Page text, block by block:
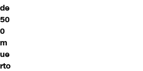
de
50
0
m
ue
rto